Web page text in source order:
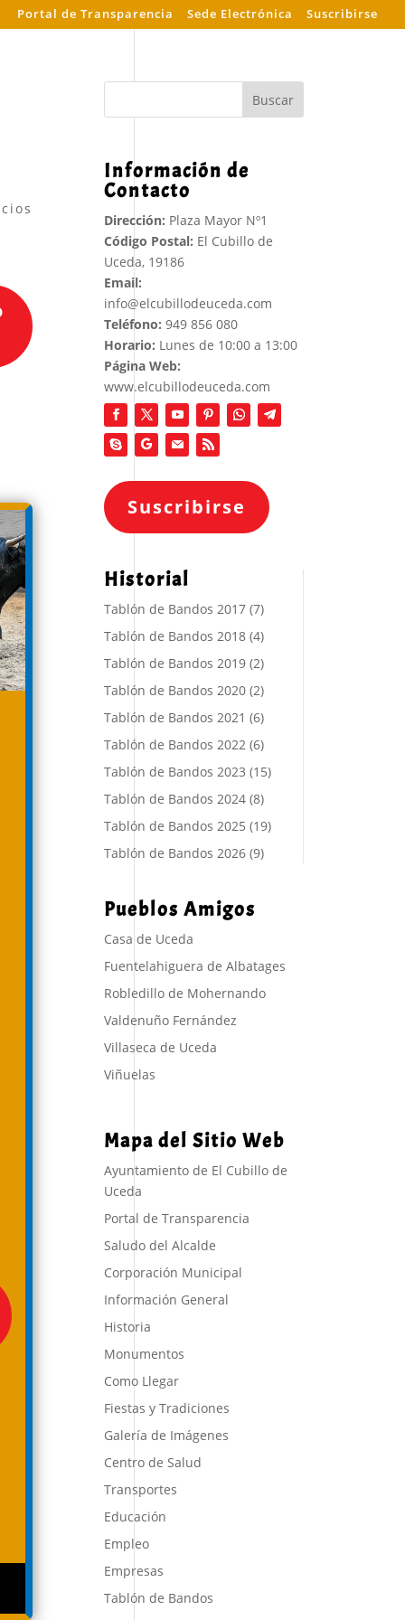
Portal de Transparencia Sede Electrónica Suscribirse
Buscar
Información de
Contacto
Dirección: Plaza Mayor Nº1
Código Postal: El Cubillo de
Uceda, 19186
Email:
info@elcubillodeuceda.com
Teléfono: 949 856 080
Horario: Lunes de 10:00 a 13:00
Página Web:
www.elcubillodeuceda.com
Suscribirse
Historial
Tablón de Bandos 2017 (7)
Tablón de Bandos 2018 (4)
Tablón de Bandos 2019 (2)
Tablón de Bandos 2020 (2)
Tablón de Bandos 2021 (6)
Tablón de Bandos 2022 (6)
Tablón de Bandos 2023 (15)
Tablón de Bandos 2024 (8)
Tablón de Bandos 2025 (19)
Tablón de Bandos 2026 (9)
Pueblos Amigos
Casa de Uceda
Fuentelahiguera de Albatages
Robledillo de Mohernando
Valdenuño Fernández
Villaseca de Uceda
Viñuelas
Mapa del Sitio Web
Ayuntamiento de El Cubillo de
Uceda
Portal de Transparencia
Saludo del Alcalde
Corporación Municipal
Información General
Historia
Monumentos
Como Llegar
Fiestas y Tradiciones
Galería de Imágenes
Centro de Salud
Transportes
Educación
Empleo
Empresas
Tablón de Bandos